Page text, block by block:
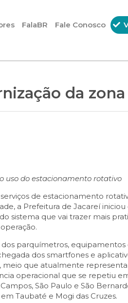
FalaBR Fale Conosco
da zona
uso do estacionamento rotativo
de estacionamento
a Prefeitura de Jacareí iniciou
sistema que vai trazer mais
parquímetros, equipamentos
dos smartfones e
meio que atualmente representa
operacional que se repetiu
São Paulo e São
Taubaté e Mogi das Cruzes.